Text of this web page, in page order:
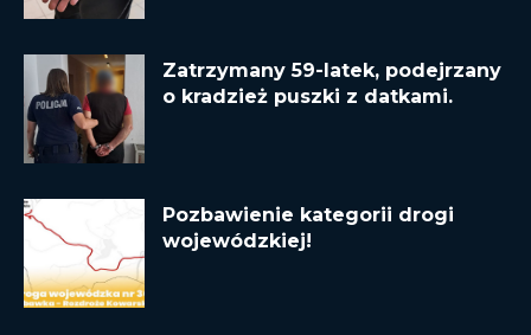
Zatrzymany 59-latek, podejrzany
o kradzież puszki z datkami.
Pozbawienie kategorii drogi
wojewódzkiej!